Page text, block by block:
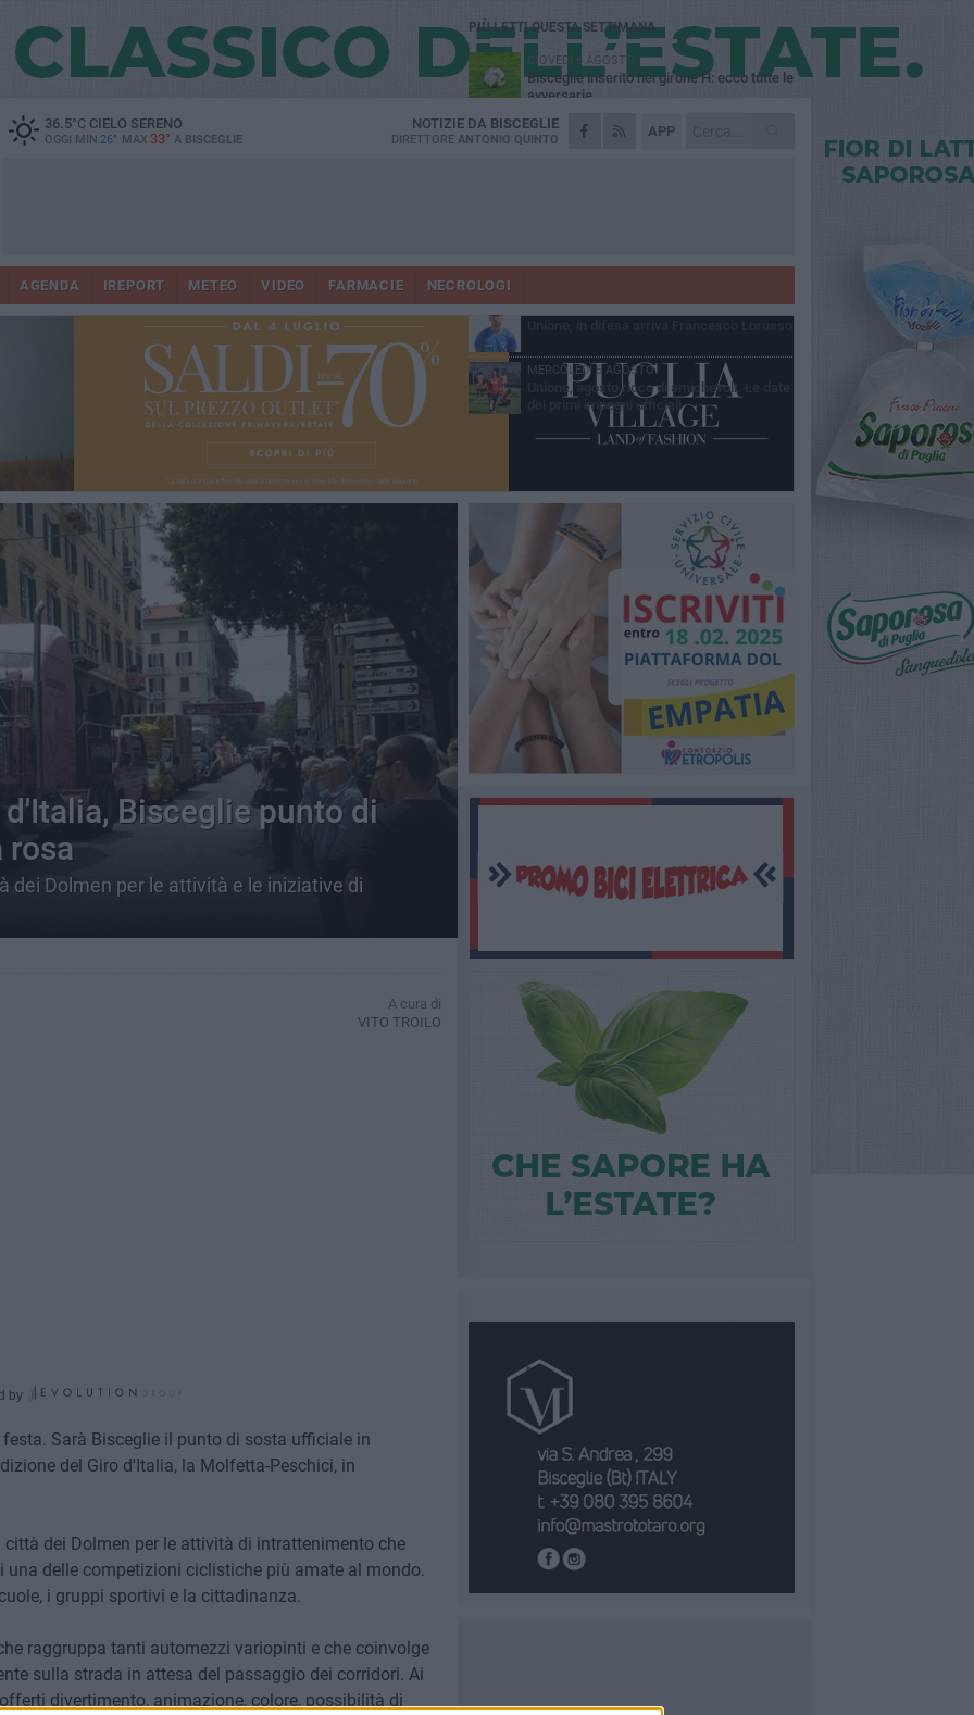
36.5°CCIELO SERENO
OGGI MIN 26° MAX 33° A BISCEGLIE
APP
NOTIZIE DA BISCEGLIE
DIRETTORE ANTONIO QUINTO
AGENDA IREPORT METEO VIDEO FARMACIE NECROLOGI
Bisceglie punto di
rosa
dei Dolmen per le attività e le iniziative di
A cura di
VITO TROILO
by
Sarà Bisceglie il punto di sosta ufficiale in
del Giro d'Italia, la Molfetta-Peschici, in
dei Dolmen per le attività di intrattenimento che
delle competizioni ciclistiche più amate al mondo.
i gruppi sportivi e la cittadinanza.
raggruppa tanti automezzi variopinti e che coinvolge
sulla strada in attesa del passaggio dei corridori. Ai
divertimento, animazione, colore, possibilità di
PIÙ LETTI QUESTA SETTIMANA
GIOVEDÌ 6 AGOSTO
Bisceglie inserito nel girone H: ecco tutte le
avversarie
LUNEDÌ 3 AGOSTO
Simone Franceschi, una solida certezza
Unione, innesto per le corsie offensive:
MARTEDÌ 4 AGOSTO
MERCOLEDÌ 5 AGOSTO
Unione, agosto ricco di amichevoli. Le date
dei primi impegni ufficiali